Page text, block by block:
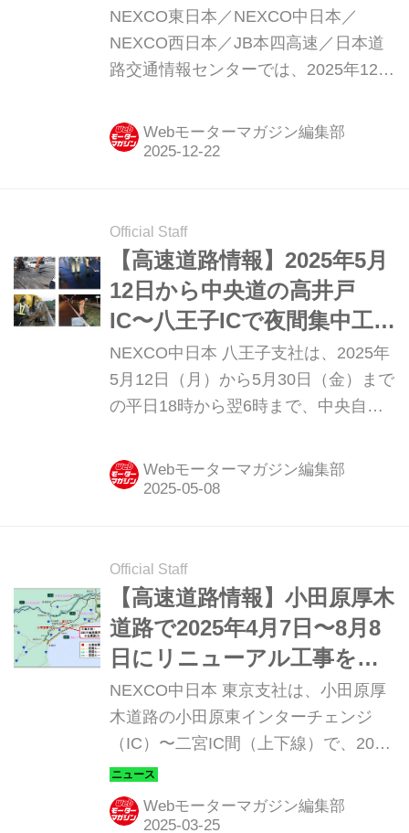
が大渋滞！
NEXCO東日本／NEXCO中日本／
NEXCO西日本／JB本四高速／日本道
路交通情報センターでは、2025年12月
の高速道路での交通集中による渋滞予
測を発表している。（タイトル写真は
Webモーターマガジン編集部
Official Staff
【高速道路情報】2025年5月
12日から中央道の高井戸
IC〜八王子ICで夜間集中工事
を実施
NEXCO中日本 八王子支社は、2025年
5月12日（月）から5月30日（金）まで
の平日18時から翌6時まで、中央自動
ンジ（IC）～八王子IC（上下線）で集
中工事を行うため車線規制を実施す
Webモーターマガジン編集部
Official Staff
【高速道路情報】小田原厚木
道路で2025年4月7日〜8月8
日にリニューアル工事を実
施。渋滞が予測されるので
迂回を！
NEXCO中日本 東京支社は、小田原厚
木道路の小田原東インターチェンジ
（IC）〜二宮IC間（上下線）で、2025
年4月7日（月）9時から8月8日（金）
24時までリニューアル工事を実施す
る。
Webモーターマガジン編集部